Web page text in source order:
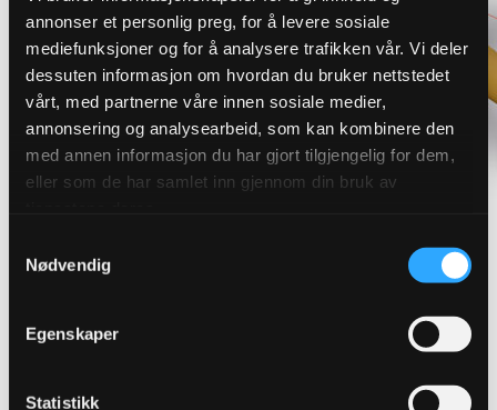
annonser et personlig preg, for å levere sosiale
mediefunksjoner og for å analysere trafikken vår. Vi deler
dessuten informasjon om hvordan du bruker nettstedet
vårt, med partnerne våre innen sosiale medier,
annonsering og analysearbeid, som kan kombinere den
med annen informasjon du har gjort tilgjengelig for dem,
eller som de har samlet inn gjennom din bruk av
Nødvendig
Egenskaper
Statistikk
Finn riktig overvannsløsning for
ditt prosjekt
Robuste løsninger som sikrer effektiv avledning og